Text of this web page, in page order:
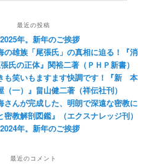
最近の投稿
2025年。新年のご挨拶
の雄族「尾張氏」の真相に迫る！『消
氏の正体』関裕二著（ＰＨＰ新書）
も笑いもますます快調です！『新 本
（一）』畠山健二著（祥伝社刊）
さんが完成した、明朗で深遠な密教に
教解剖図鑑』（エクスナレッジ刊）
2024年。新年のご挨拶
最近のコメント